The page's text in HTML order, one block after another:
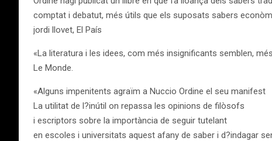
comptat i debatut, més útils que els suposats sabers
jordi llovet, El País
«La literatura i les idees, com més insignificants semblen,
Le Monde.
«Alguns impenitents agraïm a Nuccio Ordine el seu manifest
La utilitat de l?inútil on repassa les opinions de filòsofs
i escriptors sobre la importància de seguir tutelant
en escoles i universitats aquest afany de saber i d?indagar